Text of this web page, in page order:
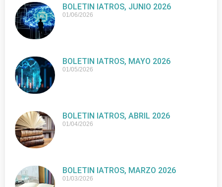
BOLETIN IATROS, JUNIO 2026
01/06/2026
BOLETIN IATROS, MAYO 2026
01/05/2026
BOLETIN IATROS, ABRIL 2026
01/04/2026
BOLETIN IATROS, MARZO 2026
01/03/2026